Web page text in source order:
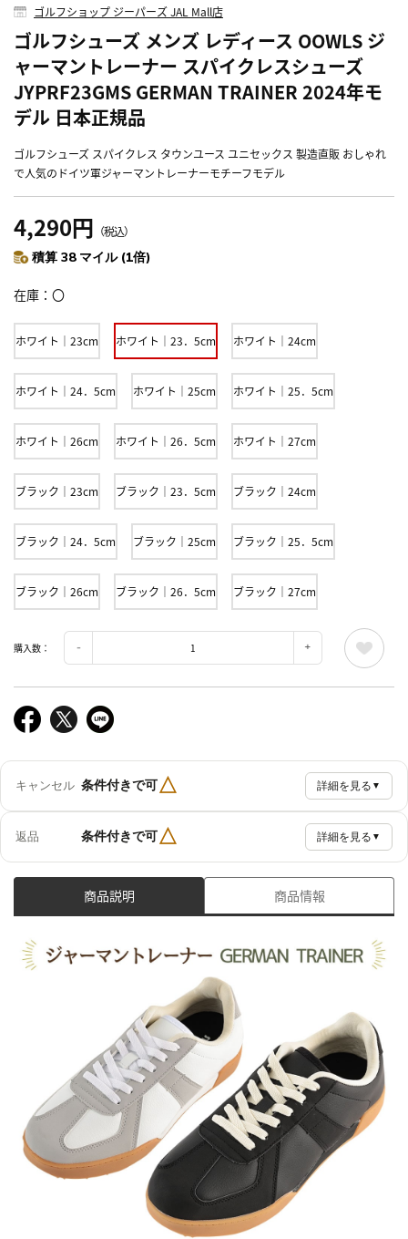
ゴルフショップ ジーパーズ JAL Mall店
ゴルフシューズ メンズ レディース OOWLS ジ
ャーマントレーナー スパイクレスシューズ
JYPRF23GMS GERMAN TRAINER 2024年モ
デル 日本正規品
ゴルフシューズ スパイクレス タウンユース ユニセックス 製造直販 おしゃれ
で人気のドイツ軍ジャーマントレーナーモチーフモデル
4,290円 （税込）
積算 38 マイル (1倍)
在庫 〇
ホワイト｜23cm ホワイト｜23．5cm ホワイト｜24cm
ホワイト｜24．5cm ホワイト｜25cm ホワイト｜25．5cm
ホワイト｜26cm ホワイト｜26．5cm ホワイト｜27cm
ブラック｜23cm ブラック｜23．5cm ブラック｜24cm
ブラック｜24．5cm ブラック｜25cm ブラック｜25．5cm
ブラック｜26cm ブラック｜26．5cm ブラック｜27cm
購入数：
キャンセル 条件付きで可△ 詳細を見る ▼
返品 条件付きで可△ 詳細を見る ▼
商品説明 商品情報